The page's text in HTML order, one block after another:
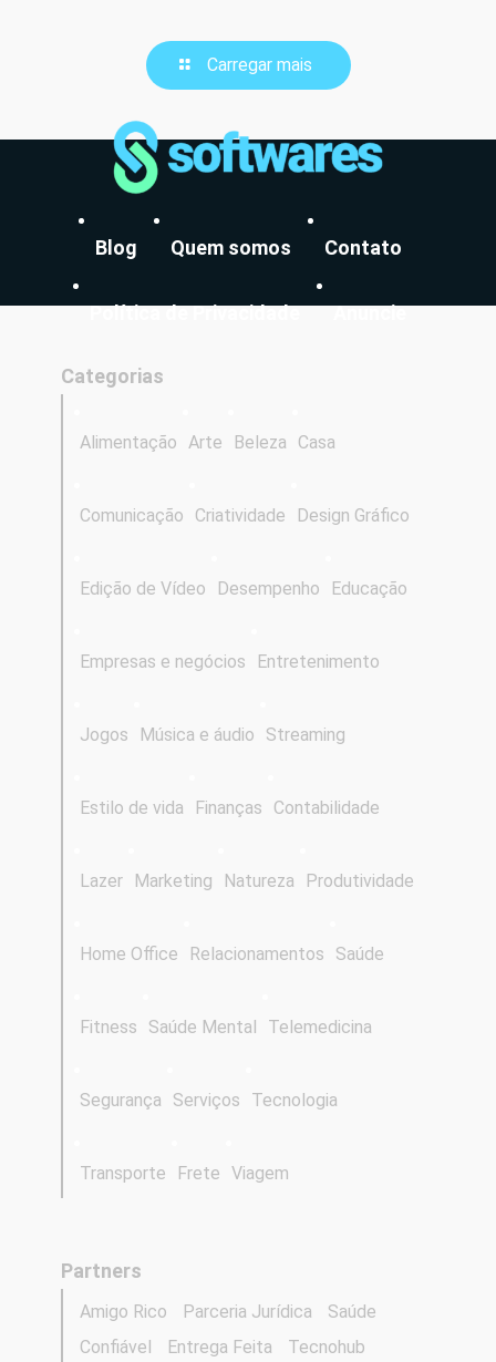
Carregar mais
Blog Quem somos Contato
Política de Privacidade Anuncie
Categorias
Alimentação Arte Beleza Casa
Comunicação Criatividade Design Gráfico
Edição de Vídeo Desempenho Educação
Empresas e negócios Entretenimento
Jogos Música e áudio Streaming
Estilo de vida Finanças Contabilidade
Lazer Marketing Natureza Produtividade
Home Office Relacionamentos Saúde
Fitness Saúde Mental Telemedicina
Segurança Serviços Tecnologia
Transporte Frete Viagem
Partners
Amigo Rico Parceria Jurídica
Saúde
Confiável
Entrega Feita Tecnohub